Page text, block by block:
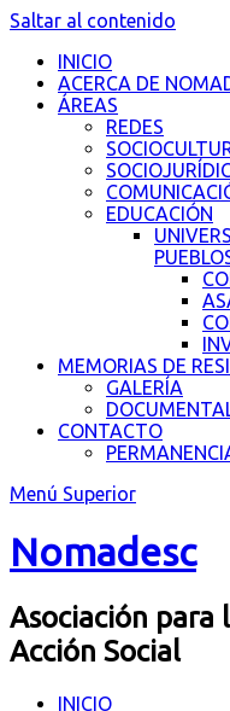
Saltar al contenido
INICIO
ACERCA DE
ÁREAS
REDES
EDUCACIÓN
MEMORIAS DE
GALERÍA
CONTACTO
Menú Superior
Nomadesc
Asociación para
Acción Social
INICIO